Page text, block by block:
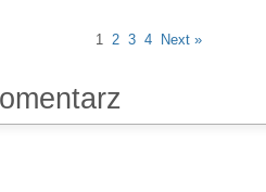
1 2 3 4 Next »